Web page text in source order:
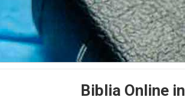
Biblia Online